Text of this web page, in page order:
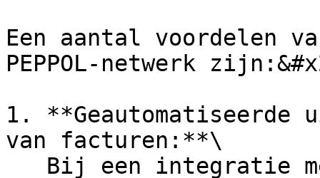
Een aantal voordelen
PEPPOL-netwerk
1. **Geautomatiseerde
van facturen:**\